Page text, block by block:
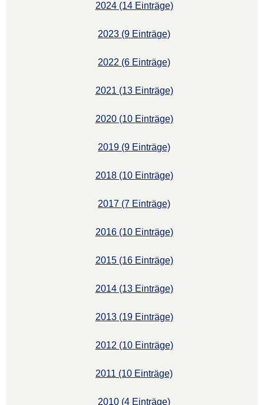
2024 (14 Einträge)
2023 (9 Einträge)
2022 (6 Einträge)
2021 (13 Einträge)
2020 (10 Einträge)
2019 (9 Einträge)
2018 (10 Einträge)
2017 (7 Einträge)
2016 (10 Einträge)
2015 (16 Einträge)
2014 (13 Einträge)
2013 (19 Einträge)
2012 (10 Einträge)
2011 (10 Einträge)
2010 (4 Einträge)